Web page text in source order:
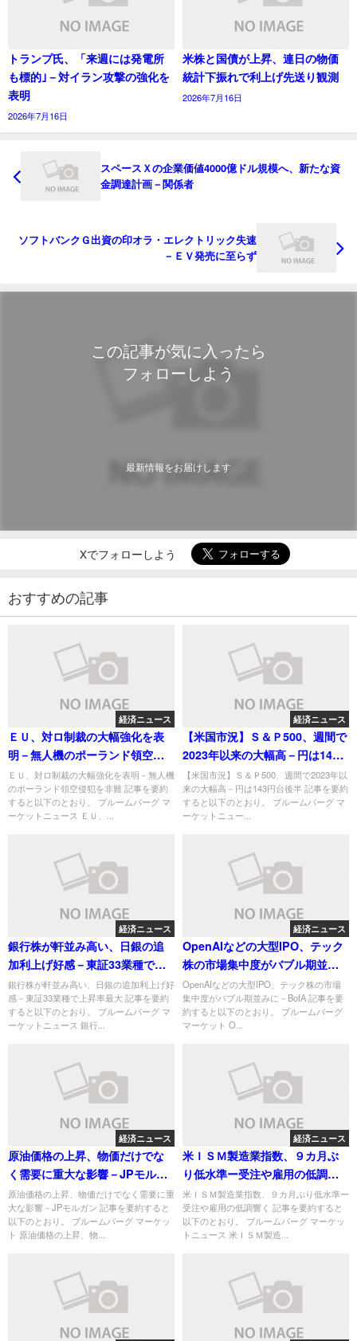
トランプ氏、「来週には発電所
も標的｣－対イラン攻撃の強化を
表明
2026年7月16日
米株と国債が上昇、連日の物価
統計下振れで利上げ先送り観測
2026年7月16日
スペースＸの企業価値4000億ドル規模へ、新たな資
金調達計画－関係者
ソフトバンクＧ出資の印オラ・エレクトリック失速
－ＥＶ発売に至らず
この記事が気に入ったら
フォローしよう
最新情報をお届けします
Xでフォローしよう
おすすめの記事
経済ニュース
ＥＵ、対ロ制裁の大幅強化を表
明－無人機のポーランド領空侵
犯を非難
ＥＵ、対ロ制裁の大幅強化を表明－無人機
のポーランド領空侵犯を非難 記事を要約
すると以下のとおり。 ブルームバーグ マ
ーケットニュース ＥＵ、...
経済ニュース
【米国市況】Ｓ＆Ｐ500、週間で
2023年以来の大幅高－円は143
円台後半
【米国市況】Ｓ＆Ｐ500、週間で2023年以
来の大幅高－円は143円台後半 記事を要約
すると以下のとおり。 ブルームバーグ マ
ーケットニュー...
経済ニュース
銀行株が軒並み高い、日銀の追
加利上げ好感－東証33業種で上
昇率最大
銀行株が軒並み高い、日銀の追加利上げ好
感－東証33業種で上昇率最大 記事を要約
すると以下のとおり。 ブルームバーグ マ
ーケットニュース 銀行...
経済ニュース
OpenAIなどの大型IPO、テック
株の市場集中度がバブル期並み
に－BofA
OpenAIなどの大型IPO、テック株の市場
集中度がバブル期並みに－BofA 記事を要
約すると以下のとおり。 ブルームバーグ
マーケット O...
経済ニュース
原油価格の上昇、物価だけでな
く需要に重大な影響－JPモルガ
ン
原油価格の上昇、物価だけでなく需要に重
大な影響－JPモルガン 記事を要約すると
以下のとおり。 ブルームバーグ マーケッ
ト 原油価格の上昇、物...
経済ニュース
米ＩＳＭ製造業指数、９カ月ぶ
り低水準ー受注や雇用の低調響
く
米ＩＳＭ製造業指数、９カ月ぶり低水準ー
受注や雇用の低調響く 記事を要約すると
以下のとおり。 ブルームバーグ マーケッ
トニュース 米ＩＳＭ製造...